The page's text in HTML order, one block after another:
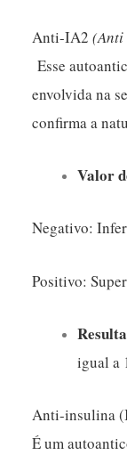
Anti-IA2(Anti
Esse
envolvida na
confirma a
Valor
Negativo:
Positivo:
igual a
Anti-insulina
É um